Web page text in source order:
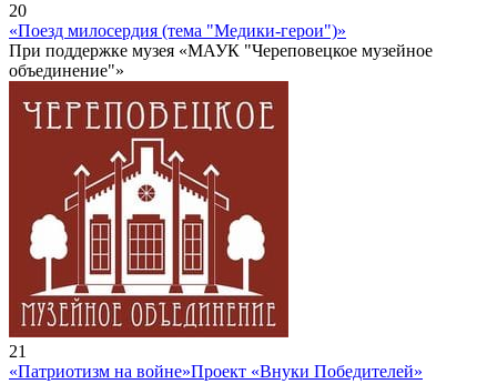
20
«Поезд милосердия (тема "Медики-герои")»
При поддержке музея «МАУК "Череповецкое музейное
объединение"»
21
«Патриотизм на войне»Проект «Внуки Победителей»